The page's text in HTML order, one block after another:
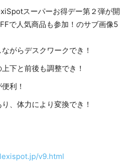
がらデスクワークでき！
下と前後も調整でき！
利！
、体力により変換でき！
v9.html